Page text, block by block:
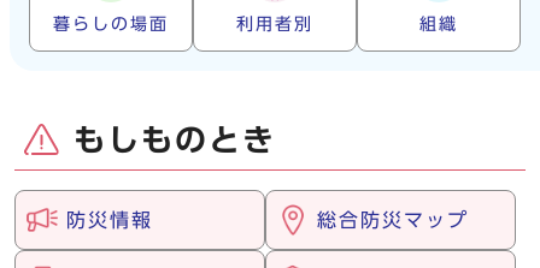
暮らしの場面 利用者別 組織
もしものとき
防災情報 総合防災マップ